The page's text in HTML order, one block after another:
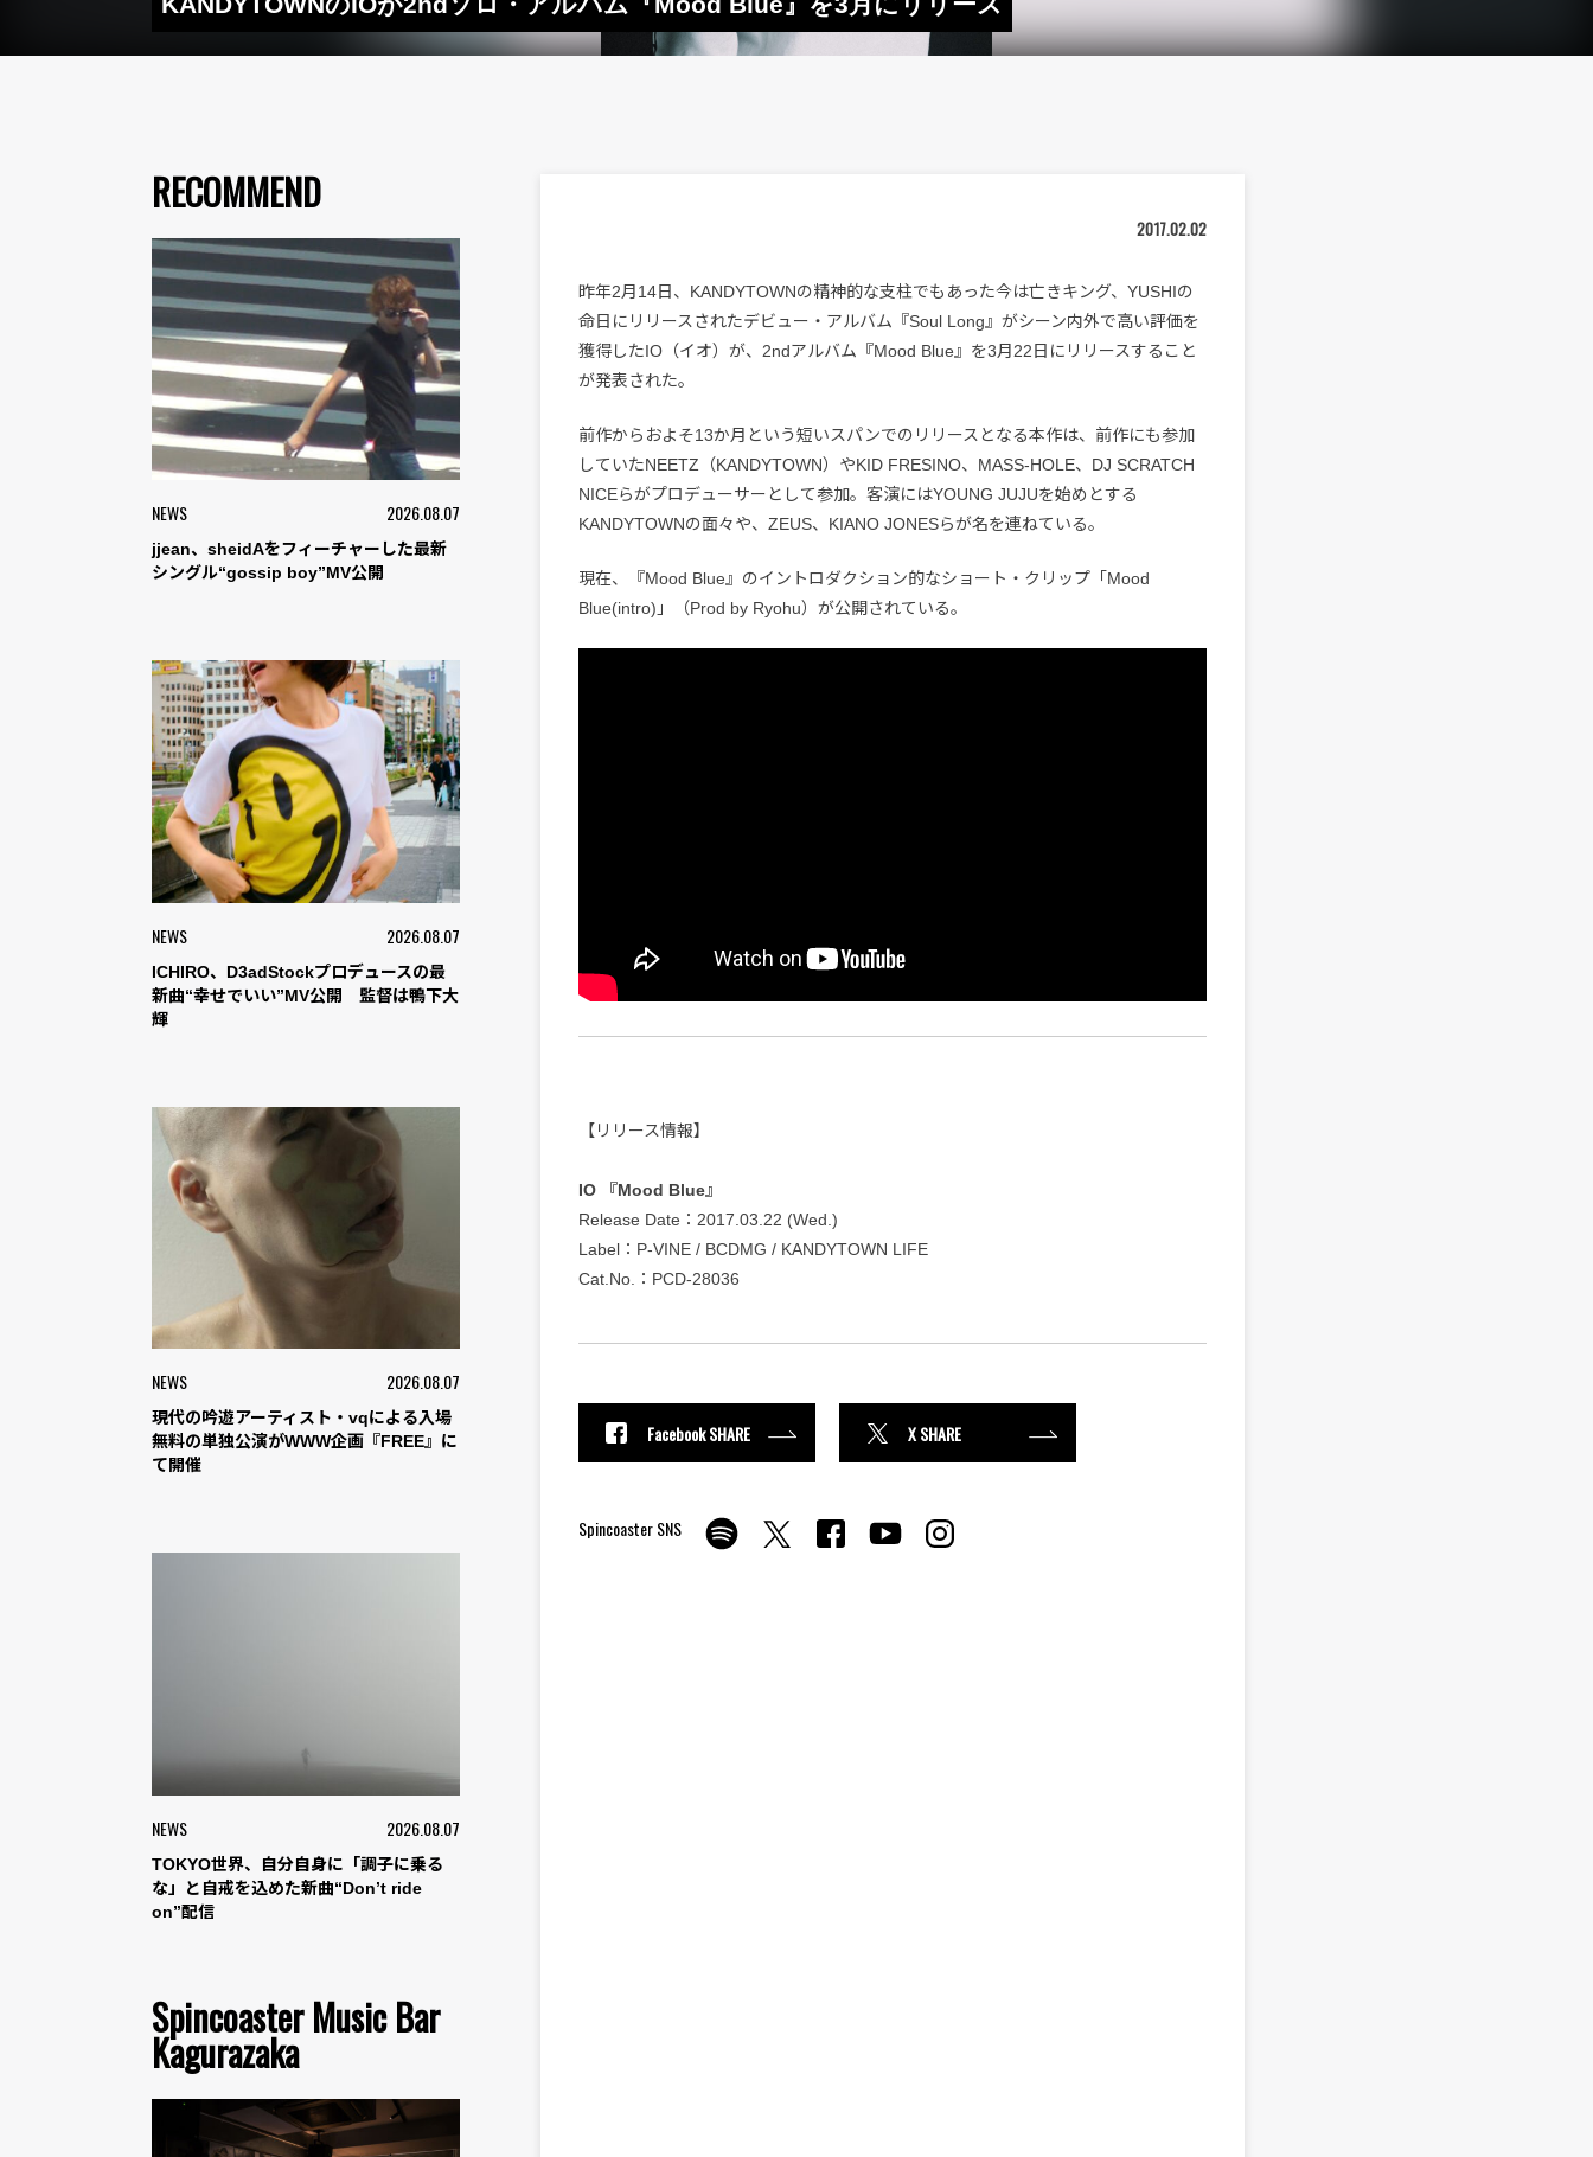
RECOMMEND
NEWS 2026.08.07
jjean、sheidAをフィーチャーした最新
シングル“gossip boy”MV公開
NEWS 2026.08.07
ICHIRO、D3adStockプロデュースの最
新曲“幸せでいい”MV公開 監督は鴨下大
輝
NEWS 2026.08.07
現代の吟遊アーティスト・vqによる入場
無料の単独公演がWWW企画『FREE』に
て開催
NEWS 2026.08.07
TOKYO世界、自分自身に「調子に乗る
な」と自戒を込めた新曲“Don’t ride
on”配信
Spincoaster Music Bar
Kagurazaka
2017.02.02
昨年2月14日、KANDYTOWNの精神的な支柱でもあった今は亡きキング、YUSHIの
命日にリリースされたデビュー・アルバム『Soul​ ​Long』がシーン内外で高い評価を
獲得したIO（イオ）が、2ndアルバム『Mood Blue』を3月22日にリリースすること
が発表された。
前作からおよそ13か月という短いスパンでのリリースとなる本作は、前作にも参加
していたNEETZ（KANDYTOWN）やKID FRESINO、MASS-HOLE、DJ SCRATCH
NICEらがプロデューサーとして参加。客演にはYOUNG JUJUを始めとする
KANDYTOWNの面々や、ZEUS、KIANO​ ​JONESらが名を連ねている。
現在、『Mood Blue』のイントロダクション的なショート・クリップ「Mood
Blue(intro)」（Prod by​ ​Ryohu）が公開されている。
​【リリース情報】
IO 『Mood Blue』
Release Date：2017.03.22 (Wed.)
Label：P-VINE / BCDMG / KANDYTOWN LIFE
Cat.No.：PCD-28036
Facebook SHARE X SHARE
Spincoaster SNS